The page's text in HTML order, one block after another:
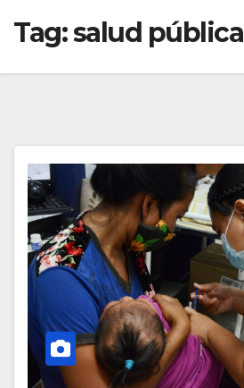
Tag:salud pública